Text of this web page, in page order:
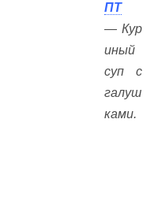
ПТ
— Кур
иный
суп с
галуш
ками.